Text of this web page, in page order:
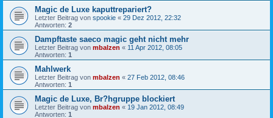
Magic de Luxe kaputtrepariert?
Letzter Beitrag von spookie « 29 Dez 2012, 22:32
Antworten: 2
Dampftaste saeco magic geht nicht mehr
Letzter Beitrag von mbalzen « 11 Apr 2012, 08:05
Antworten: 1
Mahlwerk
Letzter Beitrag von mbalzen « 27 Feb 2012, 08:46
Antworten: 1
Magic de Luxe, Br?hgruppe blockiert
Letzter Beitrag von mbalzen « 19 Jan 2012, 08:49
Antworten: 1